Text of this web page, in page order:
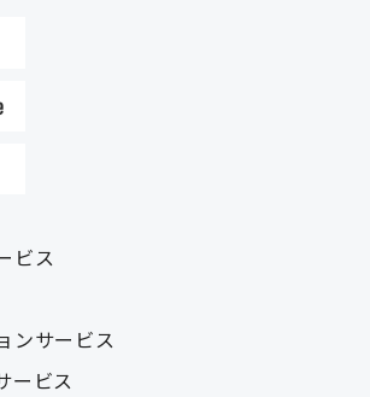
ビス
ンサービス
ービス